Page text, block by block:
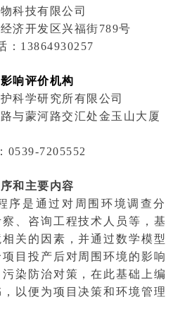
科技有限公司
济开发区兴福街789号
：13864930257
响评价机构
科学研究所有限公司
与蒙河路交汇处金玉山大厦
0539-7205552
和主要内容
序是通过对周围环境调查分
、咨询工程技术人员等，基
关的因素，并通过数学模型
目投产后对周围环境的影响
染防治对策，在此基础上编
以便为项目决策和环境管理